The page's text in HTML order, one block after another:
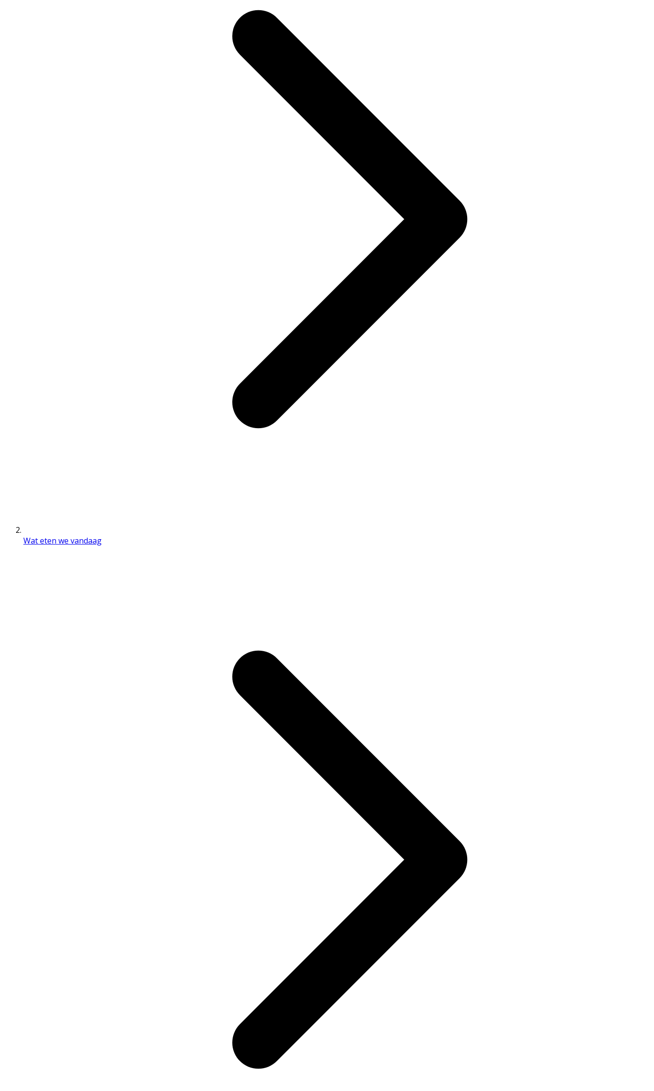
Wat eten we vandaag